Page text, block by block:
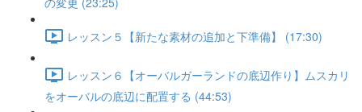
レッスン５【新たな素材の追加と下準備】 (17:30)
レッスン６【オーバルガーランドの底辺作り】ムスカリ
をオーバルの底辺に配置する (44:53)